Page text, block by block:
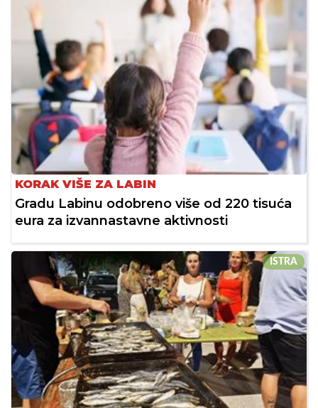
KORAK VIŠE ZA LABIN
Gradu Labinu odobreno više od 220 tisuća
eura za izvannastavne aktivnosti
ISTRA